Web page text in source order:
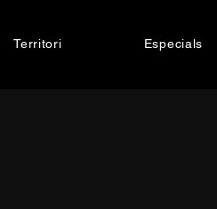
Territori Especials